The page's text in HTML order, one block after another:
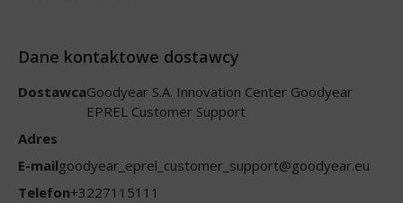
Dane kontaktowe dostawcy
DostawcaGoodyear S.A. Innovation Center Goodyear
EPREL Customer Support
Adres
E-mailgoodyear_eprel_customer_support@goodyear.eu
Telefon+3227115111